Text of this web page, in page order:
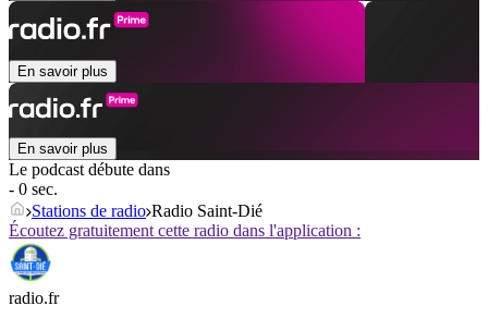
En savoir plus
En savoir plus
Le podcast débute dans
- 0 sec.
Stations de radio Radio Saint-Dié
Écoutez gratuitement cette radio dans l'application :
radio.fr